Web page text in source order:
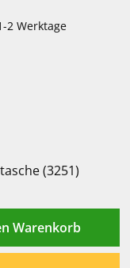
2 Werktage
(3251)
Warenkorb